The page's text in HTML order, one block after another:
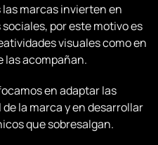
marcas invierten en
por este motivo es
visuales como en
las acompañan.
en adaptar las
la marca y en desarrollar
que sobresalgan.